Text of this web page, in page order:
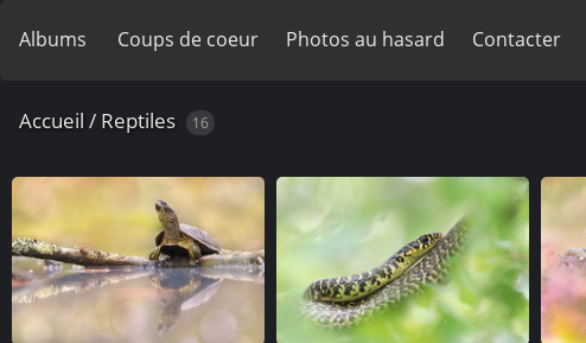
Albums Coups de coeur Photos au hasard Contacter
Accueil / Reptiles 16